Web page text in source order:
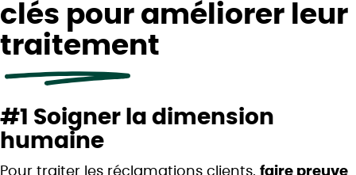
clés pour améliorer leur
traitement
#1 Soigner la dimension
humaine
Pour traiter les réclamations clients, faire preuve